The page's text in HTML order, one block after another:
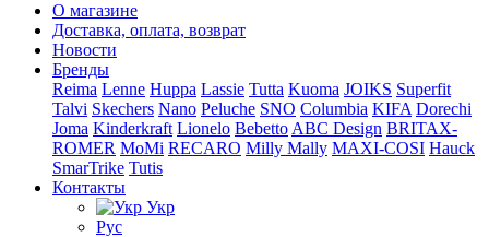
О магазине
Доставка, оплата, возврат
Новости
Бренды
Reima Lenne Huppa Lassie Tutta Kuoma JOIKS Superfit
Talvi Skechers Nano Peluche SNO Columbia KIFA Dorechi
Joma Kinderkraft Lionelo Bebetto ABC Design BRITAX-
ROMER MoMi RECARO Milly Mally MAXI-COSI Hauck
SmarTrike Tutis
Контакты
Укр
Рус